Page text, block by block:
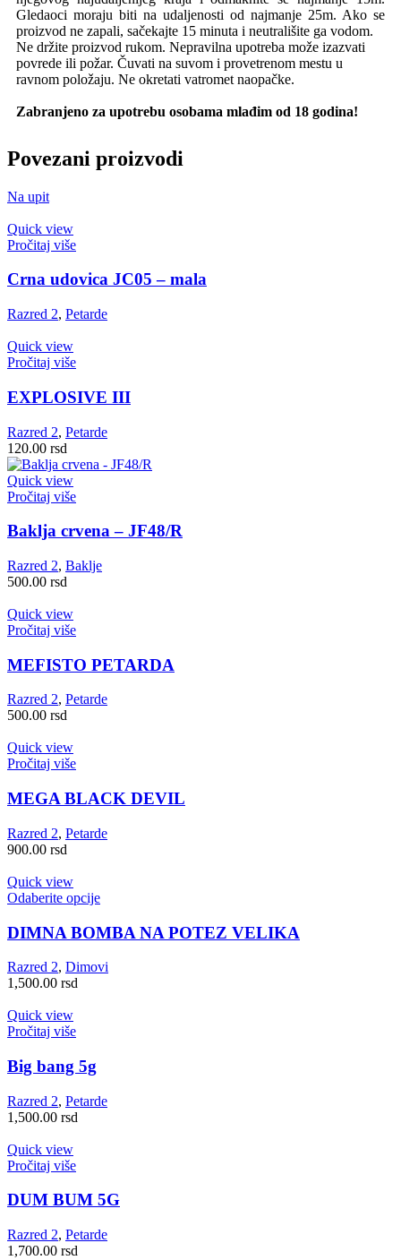
Gledaoci moraju biti na udaljenosti od najmanje 25m. Ako se
proizvod ne zapali, sačekajte 15 minuta i neutrališite ga vodom.
Ne držite proizvod rukom. Nepravilna upotreba može izazvati
povrede ili požar. Čuvati na suvom i provetrenom mestu u
ravnom položaju. Ne okretati vatromet naopačke.
Zabranjeno za upotrebu osobama mlađim od 18 godina!
Povezani proizvodi
Na upit
Quick view
Pročitaj više
Crna udovica JC05 – mala
Razred 2, Petarde
Quick view
Pročitaj više
EXPLOSIVE III
Razred 2, Petarde
120.00 rsd
Quick view
Pročitaj više
Baklja crvena – JF48/R
Razred 2, Baklje
500.00 rsd
Quick view
Pročitaj više
MEFISTO PETARDA
Razred 2, Petarde
500.00 rsd
Quick view
Pročitaj više
MEGA BLACK DEVIL
Razred 2, Petarde
900.00 rsd
Quick view
Odaberite opcije
DIMNA BOMBA NA POTEZ VELIKA
Razred 2, Dimovi
1,500.00 rsd
Quick view
Pročitaj više
Big bang 5g
Razred 2, Petarde
1,500.00 rsd
Quick view
Pročitaj više
DUM BUM 5G
Razred 2, Petarde
1,700.00 rsd